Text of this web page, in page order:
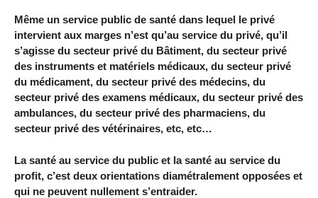
Même un service public de santé dans lequel le privé
intervient aux marges n’est qu’au service du privé, qu’il
s’agisse du secteur privé du Bâtiment, du secteur privé
des instruments et matériels médicaux, du secteur privé
du médicament, du secteur privé des médecins, du
secteur privé des examens médicaux, du secteur privé des
ambulances, du secteur privé des pharmaciens, du
secteur privé des vétérinaires, etc, etc…
La santé au service du public et la santé au service du
profit, c’est deux orientations diamétralement opposées et
qui ne peuvent nullement s’entraider.